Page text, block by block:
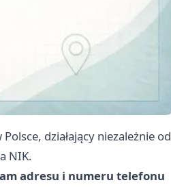
działający niezależnie od
NIK.
adresu i numeru telefonu